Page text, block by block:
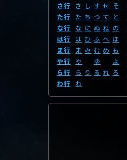
さ行
さ し す せ そ
た行
た ち つ て と
な行
な に ぬ ね の
は行
は ひ ふ へ ほ
ま行
ま み む め も
や行
や ゆ
よ
ら行
ら り る れ ろ
わ行 わ